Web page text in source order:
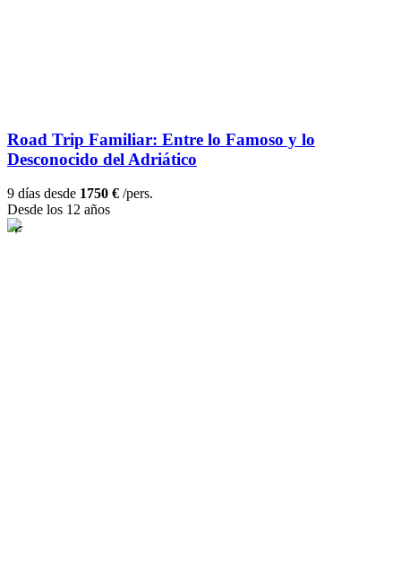
Road Trip Familiar: Entre lo Famoso y lo
Desconocido del Adriático
9 días desde 1750 € /pers.
Desde los 12 años